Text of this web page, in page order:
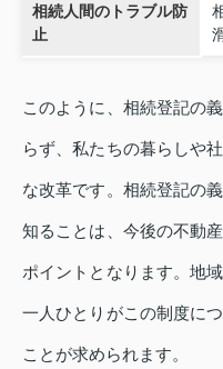
相続人間のトラブル防
止
このように、相続登記の
らず、私たちの暮らしや
な改革です。相続登記の
知ることは、今後の不動
ポイントとなります。地
一人ひとりがこの制度に
ことが求められます。